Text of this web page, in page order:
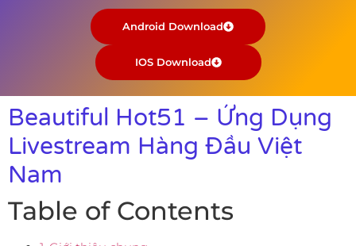
Android Download
IOS Download
Beautiful Hot51 – Ứng Dụng
Livestream Hàng Đầu Việt
Nam
Table of Contents